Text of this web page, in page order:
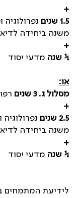
+
1.5 שנים
משנה ביחידה
+
½ שנה מדעי יסוד
או:
מסלול ג. 3 שנים
+
2.5 שנים
משנה ביחידה
+
½ שנה מדעי יסוד
לידיעת המתמחים